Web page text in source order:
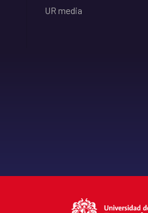
UR media